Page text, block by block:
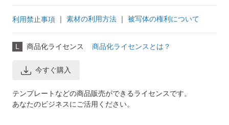
利用禁止事項 ｜ 素材の利用方法 ｜ 被写体の権利について
L 商品化ライセンス 商品化ライセンスとは？
今すぐ購入
テンプレートなどの商品販売ができるライセンスです。
あなたのビジネスにご活用ください。